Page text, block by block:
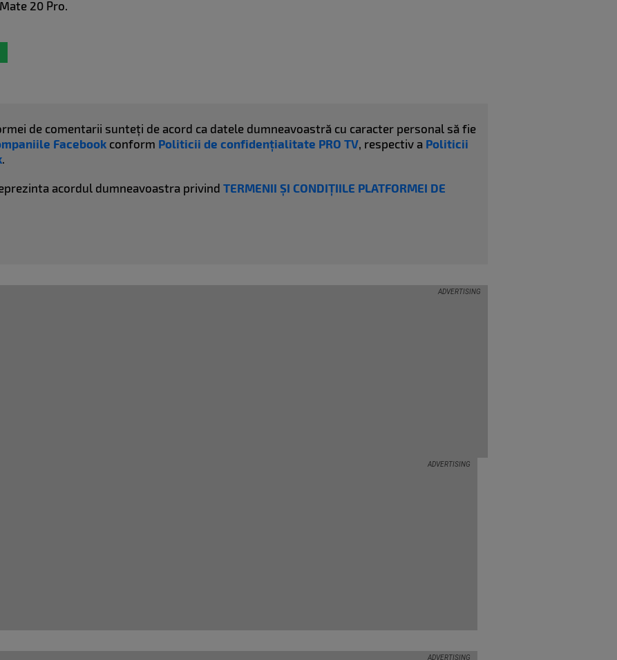
20 Pro.
de comentarii sunteți de acord ca datele dumneavoastră cu caracter personal să fie
Facebook conform Politicii de confidențialitate PRO TV, respectiv a Politicii
.
acordul dumneavoastra privind TERMENII ȘI CONDIȚIILE PLATFORMEI DE